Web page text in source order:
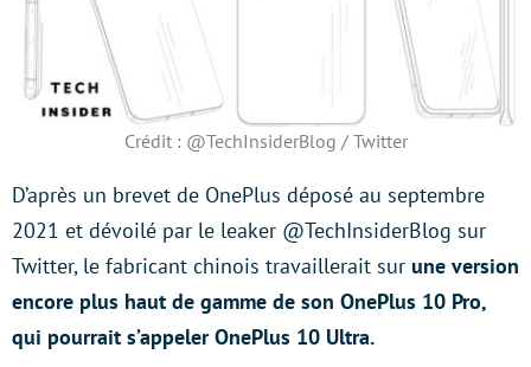
Crédit : @TechInsiderBlog / Twitter
D’après un brevet de OnePlus déposé au septembre
2021 et dévoilé par le leaker @TechInsiderBlog sur
Twitter, le fabricant chinois travaillerait sur une version
encore plus haut de gamme de son OnePlus 10 Pro,
qui pourrait s’appeler OnePlus 10 Ultra.